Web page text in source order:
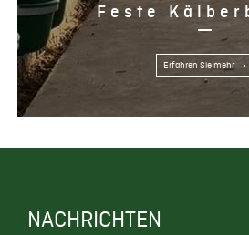
Feste
Erfahren Sie mehr
NACHRICHTEN